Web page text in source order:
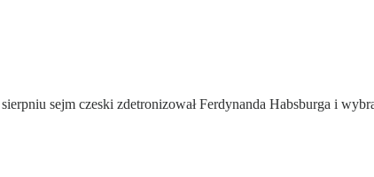
sejm czeski zdetronizował Ferdynanda Habsburga i